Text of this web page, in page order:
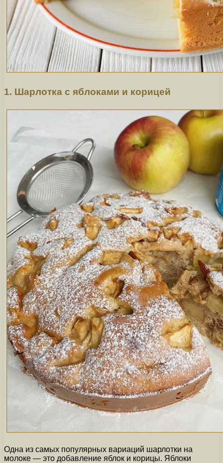
1. Шарлотка с яблоками и корицей
Одна из самых популярных вариаций шарлотки на
молоке — это добавление яблок и корицы. Яблоки